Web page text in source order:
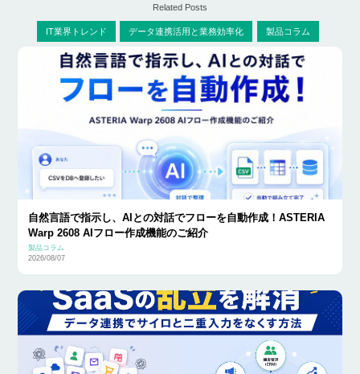
Related Posts
IT業界トレンド データ連携活用と業務効率化 製品コラム
自然言語で指示し、AIとの対話でフローを自動作成！ASTERIA
Warp 2608 AIフロー作成機能のご紹介
製品コラム
2026/08/07